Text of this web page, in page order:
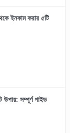
ইনকাম করার ৫টি
উপায়: সম্পূর্ণ গাইড